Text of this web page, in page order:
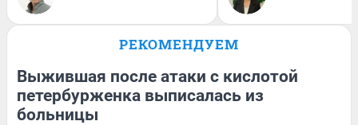
РЕКОМЕНДУЕМ
Выжившая после атаки с кислотой
петербурженка выписалась из
больницы